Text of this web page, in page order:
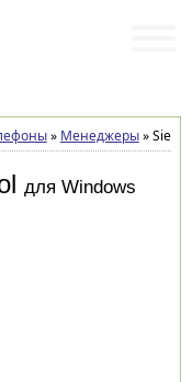
» Менеджеры»
для Windows